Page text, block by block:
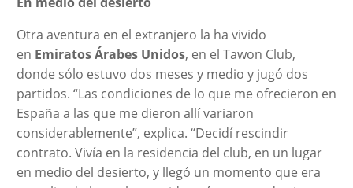
Otra aventura en el extranjero la ha vivido
en Emiratos Árabes Unidos, en el Tawon Club,
donde sólo estuvo dos meses y medio y jugó dos
partidos. “Las condiciones de lo que me ofrecieron en
España a las que me dieron allí variaron
considerablemente”, explica. “Decidí rescindir
contrato. Vivía en la residencia del club, en un lugar
en medio del desierto, y llegó un momento que era